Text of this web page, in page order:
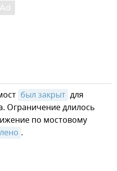
был закрыт для
Ограничение длилось
по мостовому
.